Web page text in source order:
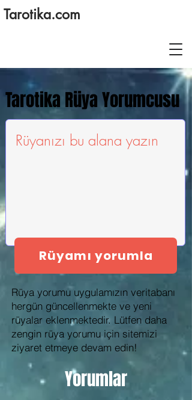
Tarotika.com
Tarotika Rüya Yorumcusu
Rüyamı yorumla
Rüya yorumu uygulamızın veritabanı
hergün güncellenmekte ve yeni
rüyalar eklenmektedir. Lütfen daha
zengin rüya yorumu için sitemizi
ziyaret etmeye devam edin!
Yorumlar